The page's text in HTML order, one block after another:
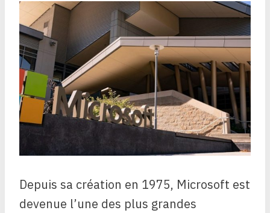
Depuis sa création en 1975, Microsoft est
devenue l’une des plus grandes